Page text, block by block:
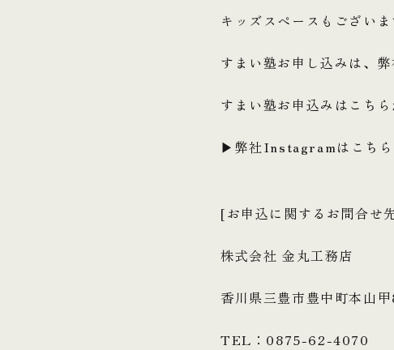
キッズスペースもござい
すまい塾お申し込みは、
すまい塾お申込みはこち
▶弊社Instagramはこち
[お申込に関するお問合せ
株式会社 金丸工務店
香川県三豊市豊中町本山
TEL：0875-62-4070